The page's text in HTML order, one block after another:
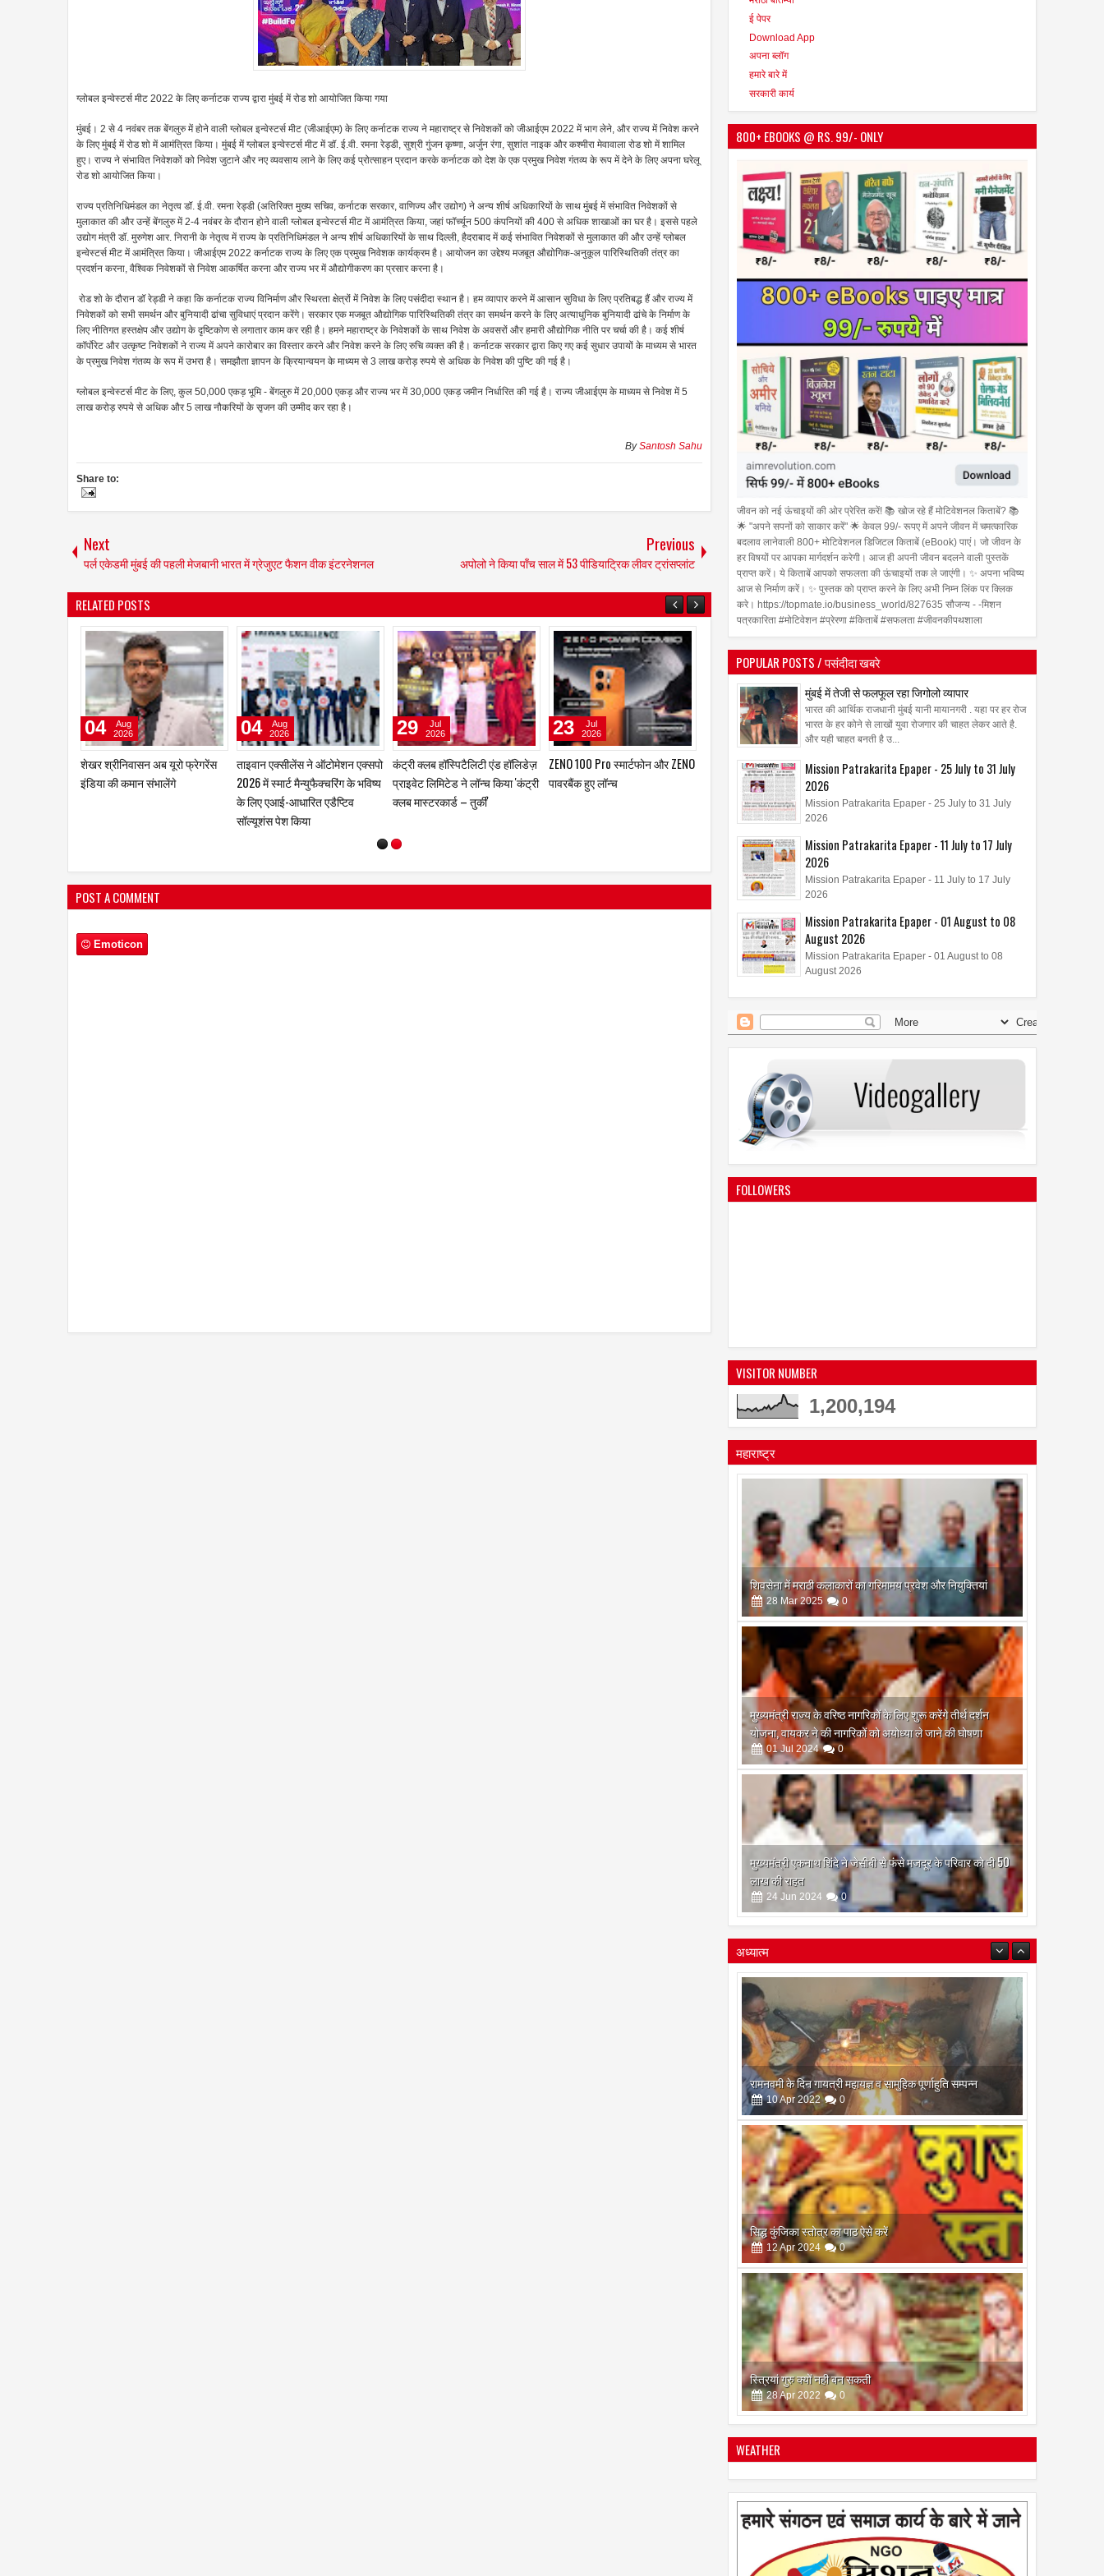
ग्लोबल इन्वेस्टर्स मीट 2022 के लिए कर्नाटक राज्य द्वारा मुंबई में रोड शो आयोजित किया गया
मुंबई। 2 से 4 नवंबर तक बेंगलुरु में होने वाली ग्लोबल इन्वेस्टर्स मीट (जीआईएम) के लिए कर्नाटक राज्य ने महाराष्ट्र से निवेशकों को जीआईएम 2022 में भाग लेने, और राज्य में निवेश करने
के लिए मुंबई में रोड शो में आमंत्रित किया। मुंबई में ग्लोबल इन्वेस्टर्स मीट में डॉ. ई.वी. रमना रेड्डी, सुश्री गुंजन कृष्णा, अर्जुन रंगा, सुशांत नाइक और कश्मीरा मेवावाला रोड शो में शामिल
हुए। राज्य ने संभावित निवेशकों को निवेश जुटाने और नए व्यवसाय लाने के लिए कई प्रोत्साहन प्रदान करके कर्नाटक को देश के एक प्रमुख निवेश गंतव्य के रूप में देने के लिए अपना घरेलू
रोड शो आयोजित किया।
राज्य प्रतिनिधिमंडल का नेतृत्व डॉ. ई.वी. रमना रेड्डी (अतिरिक्त मुख्य सचिव, कर्नाटक सरकार, वाणिज्य और उद्योग) ने अन्य शीर्ष अधिकारियों के साथ मुंबई में संभावित निवेशकों से
मुलाकात की और उन्हें बेंगलुरु में 2-4 नवंबर के दौरान होने वाली ग्लोबल इन्वेस्टर्स मीट में आमंत्रित किया, जहां फॉर्च्यून 500 कंपनियों की 400 से अधिक शाखाओं का घर है। इससे पहले
उद्योग मंत्री डॉ. मुरुगेश आर. निरानी के नेतृत्व में राज्य के प्रतिनिधिमंडल ने अन्य शीर्ष अधिकारियों के साथ दिल्ली, हैदराबाद में कई संभावित निवेशकों से मुलाकात की और उन्हें ग्लोबल
इन्वेस्टर्स मीट में आमंत्रित किया। जीआईएम 2022 कर्नाटक राज्य के लिए एक प्रमुख निवेशक कार्यक्रम है। आयोजन का उद्देश्य मजबूत औद्योगिक-अनुकूल पारिस्थितिकी तंत्र का
प्रदर्शन करना, वैश्विक निवेशकों से निवेश आकर्षित करना और राज्य भर में औद्योगीकरण का प्रसार करना है।
रोड शो के दौरान डॉ रेड्डी ने कहा कि कर्नाटक राज्य विनिर्माण और स्थिरता क्षेत्रों में निवेश के लिए पसंदीदा स्थान है। हम व्यापार करने में आसान सुविधा के लिए प्रतिबद्ध हैं और राज्य में
निवेशकों को सभी समर्थन और बुनियादी ढांचा सुविधाएं प्रदान करेंगे। सरकार एक मजबूत औद्योगिक पारिस्थितिकी तंत्र का समर्थन करने के लिए अत्याधुनिक बुनियादी ढांचे के निर्माण के
लिए नीतिगत हस्तक्षेप और उद्योग के दृष्टिकोण से लगातार काम कर रही है। हमने महाराष्ट्र के निवेशकों के साथ निवेश के अवसरों और हमारी औद्योगिक नीति पर चर्चा की है। कई शीर्ष
कॉर्पोरेट और उत्कृष्ट निवेशकों ने राज्य में अपने कारोबार का विस्तार करने और निवेश करने के लिए रुचि व्यक्त की है। कर्नाटक सरकार द्वारा किए गए कई सुधार उपायों के माध्यम से भारत
के प्रमुख निवेश गंतव्य के रूप में उभरा है। समझौता ज्ञापन के क्रियान्वयन के माध्यम से 3 लाख करोड़ रुपये से अधिक के निवेश की पुष्टि की गई है।
ग्लोबल इन्वेस्टर्स मीट के लिए, कुल 50,000 एकड़ भूमि - बेंगलुरु में 20,000 एकड़ और राज्य भर में 30,000 एकड़ जमीन निर्धारित की गई है। राज्य जीआईएम के माध्यम से निवेश में 5
लाख करोड़ रुपये से अधिक और 5 लाख नौकरियों के सृजन की उम्मीद कर रहा है।
BySantosh Sahu
Share to:
Next
पर्ल एकेडमी मुंबई की पहली मेजबानी भारत में ग्रेजुएट फैशन वीक इंटरनेशनल
Previous
अपोलो ने किया पाँच साल में 53 पीडियाट्रिक लीवर ट्रांसप्लांट
RELATED POSTS
itel ने नया फीचर फोन Ace 3 Heera
लॉन्च किया
06
Aug
2026
boAt और Spotify Premium ने
बेहतर म्यूज़िक अनुभव देने के लिए की
साझेदारी
06
Aug
2026
शेखर श्रीनिवासन अब यूरो फ्रेगरेंस
इंडिया की कमान संभालेंगे
04
Aug
2026
ताइवान एक्सीलेंस ने ऑटोमेशन एक्सपो
2026 में स्मार्ट मैन्युफैक्चरिंग के भविष्य
04
Aug
2026
कंट्री क्लब हॉस्पिटैलिटी एंड हॉलिडेज़
प्राइवेट लिमिटेड ने लॉन्च किया 'कंट्री
क्लब मास्टरकार्ड – तुर्की'
Jul
2026
ZENO 100 Pro स्मार्टफोन और ZENO
23
Jul
2026
POST A COMMENT
Emoticon
ई पेपर
Download App
अपना ब्लॉग
हमारे बारे में
सरकारी कार्य
800+ EBOOKS @ RS. 99/- ONLY
जीवन को नई ऊंचाइयों की ओर प्रेरित करें! 📚 खोज रहे हैं मोटिवेशनल किताबें? 📚
🌟 "अपने सपनों को साकार करें" 🌟 केवल 99/- रूपए में अपने जीवन में चमत्कारिक
बदलाव लानेवाली 800+ मोटिवेशनल डिजिटल किताबें (eBook) पाएं। जो जीवन के
हर विषयों पर आपका मार्गदर्शन करेगी। आज ही अपनी जीवन बदलने वाली पुस्तकें
प्राप्त करें। ये किताबें आपको सफलता की ऊंचाइयों तक ले जाएंगी। ✨ अपना भविष्य
आज से निर्माण करें। ✨ पुस्तक को प्राप्त करने के लिए अभी निम्न लिंक पर क्लिक
करे। https://topmate.io/business_world/827635 सौजन्य - -मिशन
पत्रकारिता #मोटिवेशन #प्रेरणा #किताबें #सफलता #जीवनकीपथशाला
POPULAR POSTS / पसंदीदा खबरे
मुंबई में तेजी से फलफूल रहा जिगोलो व्यापार
भारत की आर्थिक राजधानी मुंबई यानी मायानगरी . यहा पर हर रोज
भारत के हर कोने से लाखों युवा रोजगार की चाहत लेकर आते है.
और यही चाहत बनती है उ...
Mission Patrakarita Epaper - 25 July to 31 July
2026
Mission Patrakarita Epaper - 25 July to 31 July
2026
Mission Patrakarita Epaper - 11 July to 17 July
2026
Mission Patrakarita Epaper - 11 July to 17 July
2026
Mission Patrakarita Epaper - 01 August to 08
August 2026
Mission Patrakarita Epaper - 01 August to 08
August 2026
FOLLOWERS
VISITOR NUMBER
1,200,194
महाराष्ट्र
शिवसेना में मराठी कलाकारों का गरिमामय प्रवेश और नियुक्तियां
28 Mar 2025 0
मुख्यमंत्री राज्य के वरिष्ठ नागरिकों के लिए शुरू करेंगे तीर्थ दर्शन
योजना, वायकर ने की नागरिकों को अयोध्या ले जाने की घोषणा
01 Jul 2024 0
मुख्यमंत्री एकनाथ शिंदे ने जेसीबी से फंसे मजदूर के परिवार को दी 50
लाख की राहत
24 Jun 2024 0
अध्यात्म
रामनवमी के दिन गायत्री महायज्ञ व सामुहिक पूर्णाहुति सम्पन्न
10Apr 2022 0
सिद्ध कुंजिका स्तोत्र का पाठ ऐसे करें
12Apr 2024 0
स्त्रियां गुरु क्यों नही बन सकती
28 Apr 2022 0
इस अमावस के दिन किया गया दान और पुजा पाठ होगा और भी
फलदायी
2022 0
WEATHER